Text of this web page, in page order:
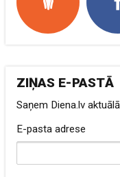
ZIŅAS E-PASTĀ
Saņem Diena.lv
E-pasta adrese